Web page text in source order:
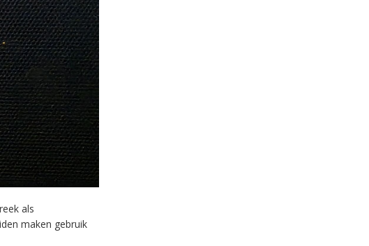
als
maken gebruik